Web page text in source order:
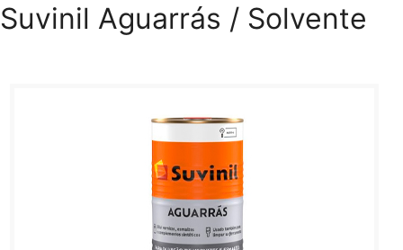
Suvinil Aguarrás / Solvente